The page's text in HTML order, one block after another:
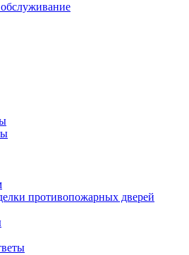
противопожарных дверей